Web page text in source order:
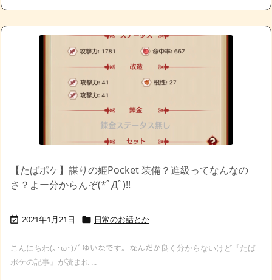
【たばポケ】謀りの姫Pocket 装備？進級ってなんなの
さ？よー分からんぞ(*ﾟДﾟ)!!
 2021年1月21日  日常のお話とか
こんにちわ(｡･ω･)ﾉﾞゆいなです。なんだか良く分からないけど『たば
ポケの記事』が読まれ ...